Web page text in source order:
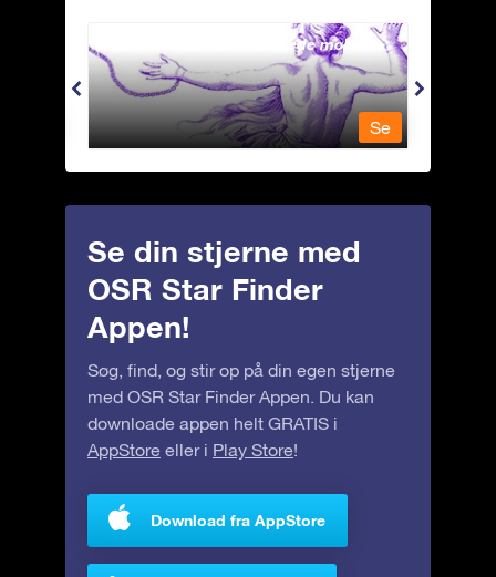
Andromeda - Den lænkede mø
Se
Se din stjerne med
OSR Star Finder
Appen!
Søg, find, og stir op på din egen stjerne
med OSR Star Finder Appen. Du kan
downloade appen helt GRATIS i
AppStore eller i Play Store!
Download fra AppStore